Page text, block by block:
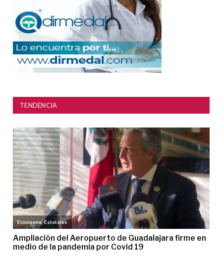
TENDENCIA